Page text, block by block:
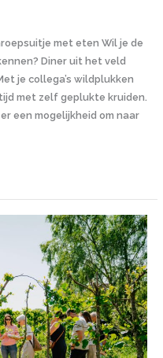
met eten Wil je de
Diner uit het veld
je collega’s wildplukken
met zelf geplukte kruiden.
een mogelijkheid om naar